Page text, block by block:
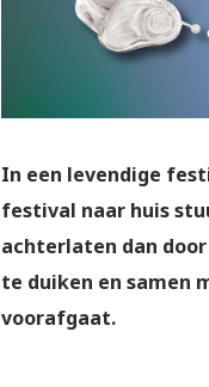
In een levendige
festival naar huis
achterlaten dan
te duiken en samen
voorafgaat.